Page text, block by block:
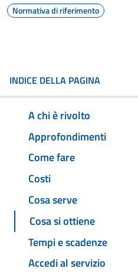
Normativa di riferimento
INDICE DELLA PAGINA
A chi è rivolto
Approfondimenti
Come fare
Costi
Cosa serve
Cosa si ottiene
Tempi e scadenze
Accedi al servizio